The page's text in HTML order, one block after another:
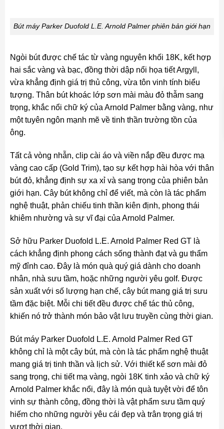
Bút máy Parker Duofold L.E. Arnold Palmer phiên bản giới hạn
Ngòi bút được chế tác từ vàng nguyên khối 18K, kết hợp
hai sắc vàng và bạc, đồng thời dập nổi họa tiết Argyll,
vừa khẳng định giá trị thủ công, vừa tôn vinh tính biểu
tượng. Thân bút khoác lớp sơn mài màu đỏ thẫm sang
trọng, khắc nổi chữ ký của Arnold Palmer bằng vàng, như
một tuyên ngôn mạnh mẽ về tinh thần trường tồn của
ông.
Tất cả vòng nhẫn, clip cài áo và viền nắp đều được mạ
vàng cao cấp (Gold Trim), tạo sự kết hợp hài hòa với thân
bút đỏ, khẳng định sự xa xỉ và sang trọng của phiên bản
giới hạn. Cây bút không chỉ để viết, mà còn là tác phẩm
nghệ thuật, phản chiếu tinh thần kiên định, phong thái
khiêm nhường và sự vĩ đại của Arnold Palmer.
Sở hữu Parker Duofold L.E. Arnold Palmer Red GT là
cách khẳng định phong cách sống thành đạt và gu thẩm
mỹ đỉnh cao. Đây là món quà quý giá dành cho doanh
nhân, nhà sưu tầm, hoặc những người yêu golf. Được
sản xuất với số lượng hạn chế, cây bút mang giá trị sưu
tầm đặc biệt. Mỗi chi tiết đều được chế tác thủ công,
khiến nó trở thành món bảo vật lưu truyền cùng thời gian.
Bút máy Parker Duofold L.E. Arnold Palmer Red GT
không chỉ là một cây bút, mà còn là tác phẩm nghệ thuật
mang giá trị tinh thần và lịch sử. Với thiết kế sơn mài đỏ
sang trọng, chi tiết mạ vàng, ngòi 18K tinh xảo và chữ ký
Arnold Palmer khắc nổi, đây là món quà tuyệt vời để tôn
vinh sự thành công, đồng thời là vật phẩm sưu tầm quý
hiếm cho những người yêu cái đẹp và trân trọng giá trị
vượt thời gian.